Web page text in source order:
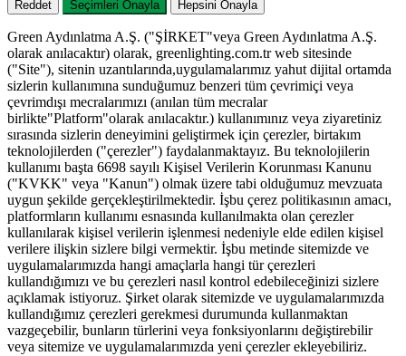
Reddet Seçimleri Onayla Hepsini Onayla
Green Aydınlatma A.Ş. ("ŞİRKET"veya Green Aydınlatma A.Ş.
olarak anılacaktır) olarak, greenlighting.com.tr web sitesinde
("Site"), sitenin uzantılarında,uygulamalarımız yahut dijital ortamda
sizlerin kullanımına sunduğumuz benzeri tüm çevrimiçi veya
çevrimdışı mecralarımızı (anılan tüm mecralar
birlikte"Platform"olarak anılacaktır.) kullanımınız veya ziyaretiniz
sırasında sizlerin deneyimini geliştirmek için çerezler, birtakım
teknolojilerden ("çerezler") faydalanmaktayız. Bu teknolojilerin
kullanımı başta 6698 sayılı Kişisel Verilerin Korunması Kanunu
("KVKK" veya "Kanun") olmak üzere tabi olduğumuz mevzuata
uygun şekilde gerçekleştirilmektedir. İşbu çerez politikasının amacı,
platformların kullanımı esnasında kullanılmakta olan çerezler
kullanılarak kişisel verilerin işlenmesi nedeniyle elde edilen kişisel
verilere ilişkin sizlere bilgi vermektir. İşbu metinde sitemizde ve
uygulamalarımızda hangi amaçlarla hangi tür çerezleri
kullandığımızı ve bu çerezleri nasıl kontrol edebileceğinizi sizlere
açıklamak istiyoruz. Şirket olarak sitemizde ve uygulamalarımızda
kullandığımız çerezleri gerekmesi durumunda kullanmaktan
vazgeçebilir, bunların türlerini veya fonksiyonlarını değiştirebilir
veya sitemize ve uygulamalarımızda yeni çerezler ekleyebiliriz.